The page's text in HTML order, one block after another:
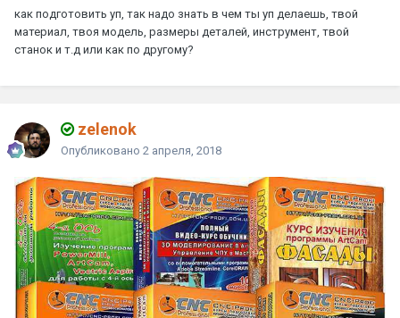
как подготовить уп, так надо знать в чем ты уп делаешь, твой
материал, твоя модель, размеры деталей, инструмент, твой
станок и т.д или как по другому?
zelenok
Опубликовано 2 апреля, 2018